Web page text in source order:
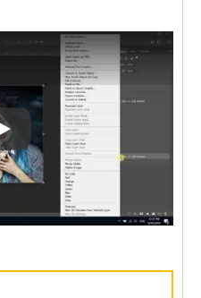
Play: Keynote (Google I/O